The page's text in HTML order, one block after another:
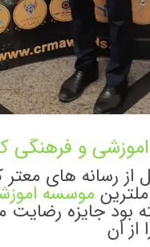
و فرهنگی
از رسانه های
موسسه
بود جایزه رضایت
ان